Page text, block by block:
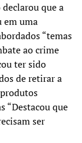
que a
em uma
“temas
ao crime
ter sido
de retirar a
“Destacou que
ser